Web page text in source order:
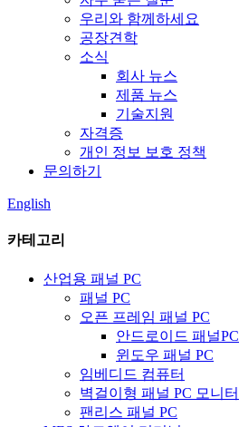
우리와 함께하세요
공장견학
소식
회사 뉴스
제품 뉴스
기술지원
자격증
개인 정보 보호 정책
문의하기
English
카테고리
산업용 패널 PC
패널 PC
오픈 프레임 패널 PC
안드로이드 패널PC
윈도우 패널 PC
임베디드 컴퓨터
벽걸이형 패널 PC 모니터
팬리스 패널 PC